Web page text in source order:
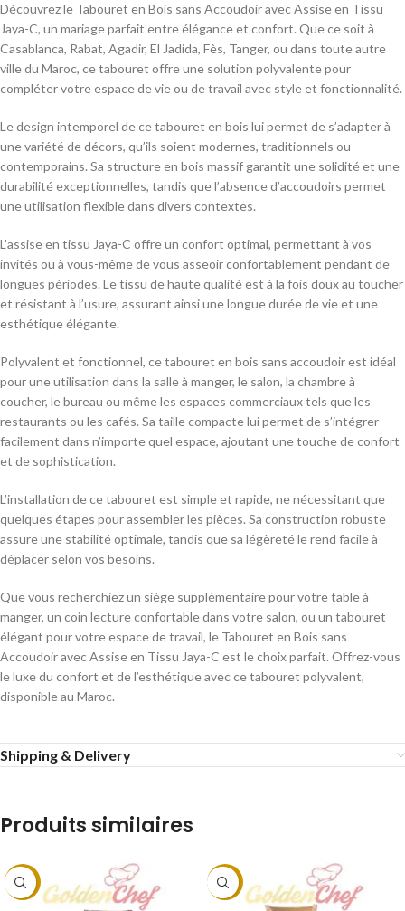
Découvrez le Tabouret en Bois sans Accoudoir avec Assise en Tissu
Jaya-C, un mariage parfait entre élégance et confort. Que ce soit à
Casablanca, Rabat, Agadir, El Jadida, Fès, Tanger, ou dans toute autre
ville du Maroc, ce tabouret offre une solution polyvalente pour
compléter votre espace de vie ou de travail avec style et fonctionnalité.
Le design intemporel de ce tabouret en bois lui permet de s’adapter à
une variété de décors, qu’ils soient modernes, traditionnels ou
contemporains. Sa structure en bois massif garantit une solidité et une
durabilité exceptionnelles, tandis que l’absence d’accoudoirs permet
une utilisation flexible dans divers contextes.
L’assise en tissu Jaya-C offre un confort optimal, permettant à vos
invités ou à vous-même de vous asseoir confortablement pendant de
longues périodes. Le tissu de haute qualité est à la fois doux au toucher
et résistant à l’usure, assurant ainsi une longue durée de vie et une
esthétique élégante.
Polyvalent et fonctionnel, ce tabouret en bois sans accoudoir est idéal
pour une utilisation dans la salle à manger, le salon, la chambre à
coucher, le bureau ou même les espaces commerciaux tels que les
restaurants ou les cafés. Sa taille compacte lui permet de s’intégrer
facilement dans n’importe quel espace, ajoutant une touche de confort
et de sophistication.
L’installation de ce tabouret est simple et rapide, ne nécessitant que
quelques étapes pour assembler les pièces. Sa construction robuste
assure une stabilité optimale, tandis que sa légèreté le rend facile à
déplacer selon vos besoins.
Que vous recherchiez un siège supplémentaire pour votre table à
manger, un coin lecture confortable dans votre salon, ou un tabouret
élégant pour votre espace de travail, le Tabouret en Bois sans
Accoudoir avec Assise en Tissu Jaya-C est le choix parfait. Offrez-vous
le luxe du confort et de l’esthétique avec ce tabouret polyvalent,
disponible au Maroc.
Shipping & Delivery
Produits similaires
-9% -9%